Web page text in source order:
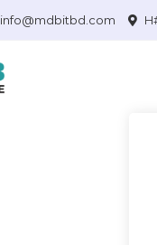
info@mdbitbd.com